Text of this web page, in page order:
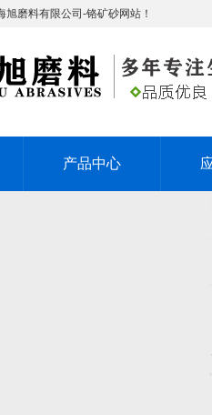
磨料有限公司-铬矿砂网站！
产品中心